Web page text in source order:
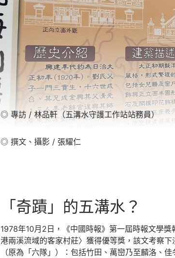
◎ 專訪 / 林品軒（五溝水守護工作站站務員）
◎ 撰文、攝影 / 張耀仁
「奇蹟」的五溝水？
1978年10月2日，《中國時報》第一屆時報文學
港兩溪流域的客家村莊〉獲得優等獎，該文考察
（原為「六隊」）：包括竹田、萬巒乃至麟洛、